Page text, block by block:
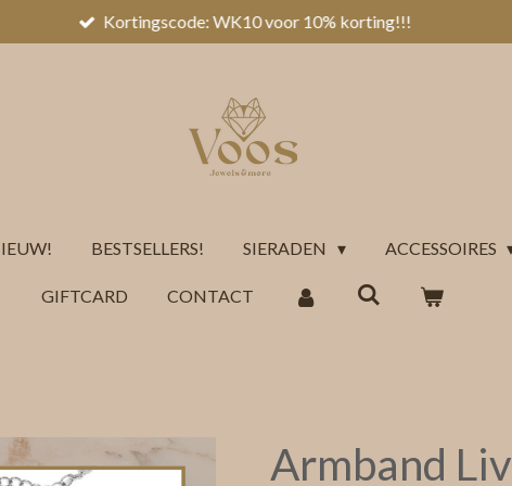
Kortingscode: WK10 voor 10% korting!!!
BESTSELLERS! SIERADEN ACCESSOIRES
GIFTCARD CONTACT
Armband Liv